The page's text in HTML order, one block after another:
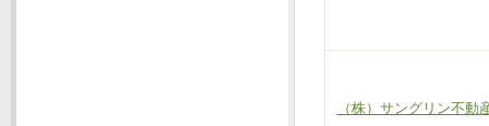
（株）サングリン不動